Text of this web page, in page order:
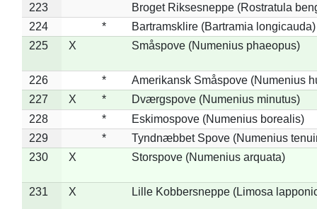
223
Broget Riksesneppe (Rostratula
224
*
Bartramsklire (Bartramia longicauda)
225
X Småspove (Numenius phaeopus)
226 *
Amerikansk Småspove (Numenius
227
X *
Dværgspove (Numenius minutus)
228
*
Eskimospove (Numenius borealis)
229
*
Tyndnæbbet Spove (Numenius
230
X Storspove (Numenius arquata)
231 X Lille Kobbersneppe (Limosa